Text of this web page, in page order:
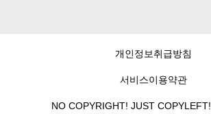
개인정보취급방침
서비스이용약관
NO COPYRIGHT! JUST COPYLEFT!